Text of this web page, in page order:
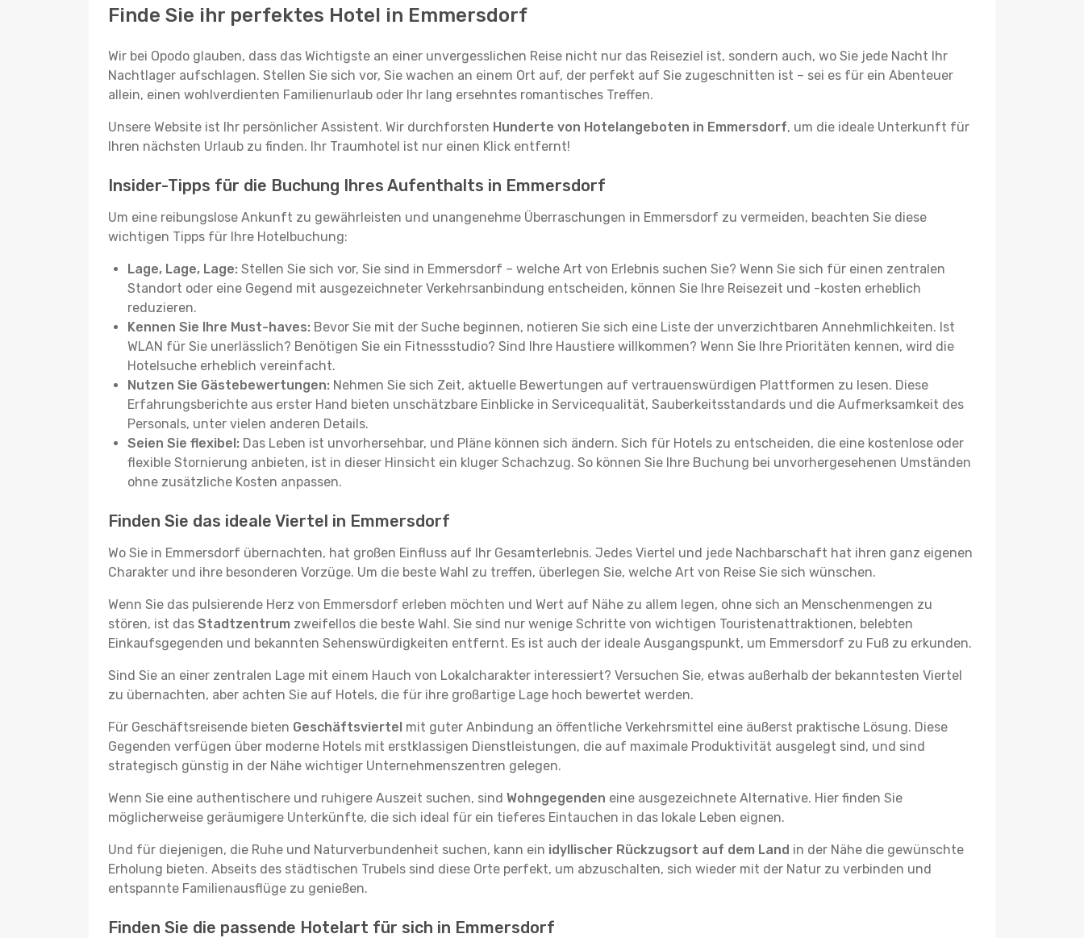
Finde Sie ihr perfektes Hotel in Emmersdorf
Wir bei Opodo glauben, dass das Wichtigste an einer unvergesslichen Reise nicht nur das Reiseziel ist, sondern auch, wo Sie jede Nacht Ihr
Nachtlager aufschlagen. Stellen Sie sich vor, Sie wachen an einem Ort auf, der perfekt auf Sie zugeschnitten ist – sei es für ein Abenteuer
allein, einen wohlverdienten Familienurlaub oder Ihr lang ersehntes romantisches Treffen.
Unsere Website ist Ihr persönlicher Assistent. Wir durchforsten Hunderte von Hotelangeboten in Emmersdorf, um die ideale Unterkunft für
Ihren nächsten Urlaub zu finden. Ihr Traumhotel ist nur einen Klick entfernt!
Insider-Tipps für die Buchung Ihres Aufenthalts in Emmersdorf
Um eine reibungslose Ankunft zu gewährleisten und unangenehme Überraschungen in Emmersdorf zu vermeiden, beachten Sie diese
wichtigen Tipps für Ihre Hotelbuchung:
Lage, Lage, Lage: Stellen Sie sich vor, Sie sind in Emmersdorf – welche Art von Erlebnis suchen Sie? Wenn Sie sich für einen zentralen
Standort oder eine Gegend mit ausgezeichneter Verkehrsanbindung entscheiden, können Sie Ihre Reisezeit und -kosten erheblich
reduzieren.
Kennen Sie Ihre Must-haves: Bevor Sie mit der Suche beginnen, notieren Sie sich eine Liste der unverzichtbaren Annehmlichkeiten. Ist
WLAN für Sie unerlässlich? Benötigen Sie ein Fitnessstudio? Sind Ihre Haustiere willkommen? Wenn Sie Ihre Prioritäten kennen, wird die
Hotelsuche erheblich vereinfacht.
Nutzen Sie Gästebewertungen: Nehmen Sie sich Zeit, aktuelle Bewertungen auf vertrauenswürdigen Plattformen zu lesen. Diese
Erfahrungsberichte aus erster Hand bieten unschätzbare Einblicke in Servicequalität, Sauberkeitsstandards und die Aufmerksamkeit des
Personals, unter vielen anderen Details.
Seien Sie flexibel: Das Leben ist unvorhersehbar, und Pläne können sich ändern. Sich für Hotels zu entscheiden, die eine kostenlose oder
flexible Stornierung anbieten, ist in dieser Hinsicht ein kluger Schachzug. So können Sie Ihre Buchung bei unvorhergesehenen Umständen
ohne zusätzliche Kosten anpassen.
Finden Sie das ideale Viertel in Emmersdorf
Wo Sie in Emmersdorf übernachten, hat großen Einfluss auf Ihr Gesamterlebnis. Jedes Viertel und jede Nachbarschaft hat ihren ganz eigenen
Charakter und ihre besonderen Vorzüge. Um die beste Wahl zu treffen, überlegen Sie, welche Art von Reise Sie sich wünschen.
Wenn Sie das pulsierende Herz von Emmersdorf erleben möchten und Wert auf Nähe zu allem legen, ohne sich an Menschenmengen zu
stören, ist das Stadtzentrum zweifellos die beste Wahl. Sie sind nur wenige Schritte von wichtigen Touristenattraktionen, belebten
Einkaufsgegenden und bekannten Sehenswürdigkeiten entfernt. Es ist auch der ideale Ausgangspunkt, um Emmersdorf zu Fuß zu erkunden.
Sind Sie an einer zentralen Lage mit einem Hauch von Lokalcharakter interessiert? Versuchen Sie, etwas außerhalb der bekanntesten Viertel
zu übernachten, aber achten Sie auf Hotels, die für ihre großartige Lage hoch bewertet werden.
Für Geschäftsreisende bieten Geschäftsviertel mit guter Anbindung an öffentliche Verkehrsmittel eine äußerst praktische Lösung. Diese
Gegenden verfügen über moderne Hotels mit erstklassigen Dienstleistungen, die auf maximale Produktivität ausgelegt sind, und sind
strategisch günstig in der Nähe wichtiger Unternehmenszentren gelegen.
Wenn Sie eine authentischere und ruhigere Auszeit suchen, sind Wohngegenden eine ausgezeichnete Alternative. Hier finden Sie
möglicherweise geräumigere Unterkünfte, die sich ideal für ein tieferes Eintauchen in das lokale Leben eignen.
Und für diejenigen, die Ruhe und Naturverbundenheit suchen, kann ein idyllischer Rückzugsort auf dem Land in der Nähe die gewünschte
Erholung bieten. Abseits des städtischen Trubels sind diese Orte perfekt, um abzuschalten, sich wieder mit der Natur zu verbinden und
entspannte Familienausflüge zu genießen.
Finden Sie die passende Hotelart für sich in Emmersdorf